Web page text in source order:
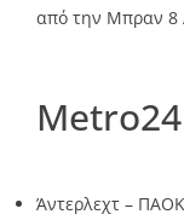
από την Μπραν 8
Άντερλεχτ –